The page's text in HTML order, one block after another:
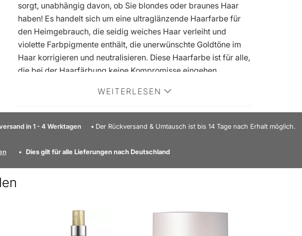
sorgt, unabhängig davon, ob Sie blondes oder braunes Haar
haben! Es handelt sich um eine ultraglänzende Haarfarbe für
den Heimgebrauch, die seidig weiches Haar verleiht und
violette Farbpigmente enthält, die unerwünschte Goldtöne im
Haar korrigieren und neutralisieren. Diese Haarfarbe ist für alle,
die bei der Haarfärbung keine Kompromisse eingehen
Inhaltsstoffen, die das Haar 5x kräftiger machen. Dieser
Haar empfohlen. Es wird nicht für überwiegend graues Haar
HINWEIS: Das Farbergebnis ist abhängig von Ihrer
Haarfarben, Einwirkzeit, Mischverhältnis usw. befolgen.
– 1 Stk. Blondierungscreme 25 ml - 1 Stk.
WEITERLESEN
in 1 - 4 Werktagen Der Rückversand & Umtausch ist bis 14 Tage nach Erhalt möglich.
Dies gilt für alle Lieferungen nach Deutschland